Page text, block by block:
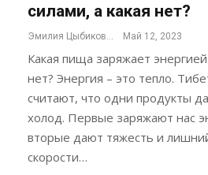
силами, а какая нет?
Май 12, 2023
Какая пища заряжает
нет? Энергия – это тепло.
считают, что одни продукты
холод. Первые заряжают нас
вторые дают тяжесть и
скорости…